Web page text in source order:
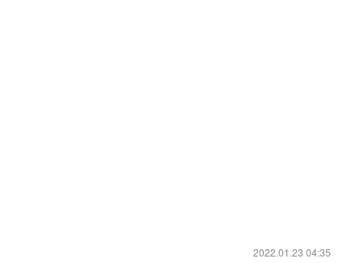
2022.01.23 04:35